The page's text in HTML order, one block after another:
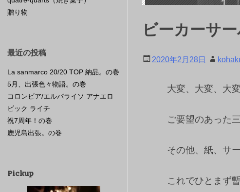
ビーカーサ
2020年2月28日
大変、大変、大
ご要望のあった
その他、紙、サ
これでひとまず
贈り物
最近の投稿
La sanmarco 20/20 TOP 納品。の巻
5月、出張色々物語。の巻
コロンビア/エルパライソ アナエロ
ビック ライチ
祝7周年！の巻
鹿児島出張。の巻
Pickup